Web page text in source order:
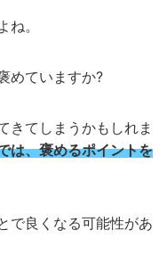
。
めていますか?
きてしまうかもしれま
は、褒めるポイントを
で良くなる可能性があ